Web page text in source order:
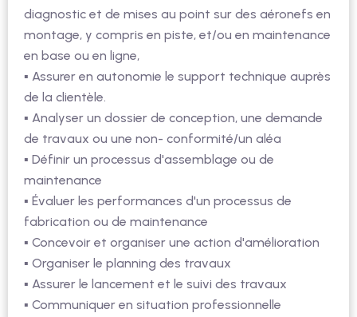
diagnostic et de mises au point sur des aéronefs en
montage, y compris en piste, et/ou en maintenance
en base ou en ligne,
▪ Assurer en autonomie le support technique auprès
de la clientèle.
▪ Analyser un dossier de conception, une demande
de travaux ou une non- conformité/un aléa
▪ Définir un processus d'assemblage ou de
maintenance
▪ Évaluer les performances d'un processus de
fabrication ou de maintenance
▪ Concevoir et organiser une action d'amélioration
▪ Organiser le planning des travaux
▪ Assurer le lancement et le suivi des travaux
▪ Communiquer en situation professionnelle